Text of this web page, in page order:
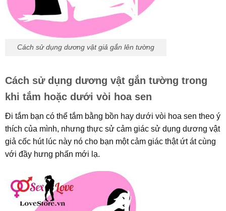
Cách sử dụng dương vật giả gắn lên tường
Cách sử dụng dương vật gắn tường trong
khi tắm hoặc dưới vòi hoa sen
Đi tắm bạn có thể tắm bằng bồn hay dưới vòi hoa sen theo ý
thích của mình, nhưng thực sử cảm giác sử dụng dương vật
giả cốc hút lúc này nó cho bạn một cảm giác thật ứt át cùng
với đầy hưng phấn mới lạ.